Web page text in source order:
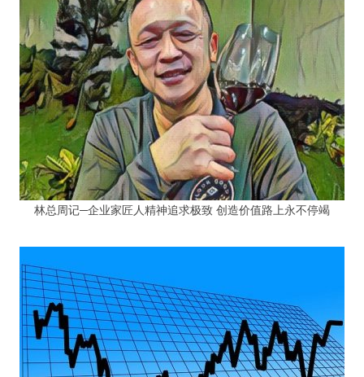
林总周记─企业家匠人精神追求极致 创造价值路上永不停竭